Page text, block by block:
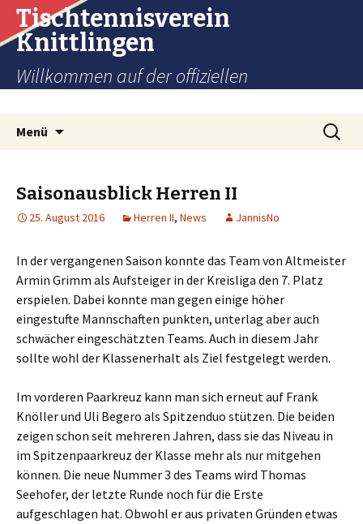
Tischtennisverein
Knittlingen
Willkommen auf der offiziellen
Menü
Suchen
nach:
Saisonausblick Herren II
25. August 2016 Herren II, News JannisNo
In der vergangenen Saison konnte das Team von Altmeister
Armin Grimm als Aufsteiger in der Kreisliga den 7. Platz
erspielen. Dabei konnte man gegen einige höher
eingestufte Mannschaften punkten, unterlag aber auch
schwächer eingeschätzten Teams. Auch in diesem Jahr
sollte wohl der Klassenerhalt als Ziel festgelegt werden.
Im vorderen Paarkreuz kann man sich erneut auf Frank
Knöller und Uli Begero als Spitzenduo stützen. Die beiden
zeigen schon seit mehreren Jahren, dass sie das Niveau in
im Spitzenpaarkreuz der Klasse mehr als nur mitgehen
können. Die neue Nummer 3 des Teams wird Thomas
Seehofer, der letzte Runde noch für die Erste
aufgeschlagen hat. Obwohl er aus privaten Gründen etwas